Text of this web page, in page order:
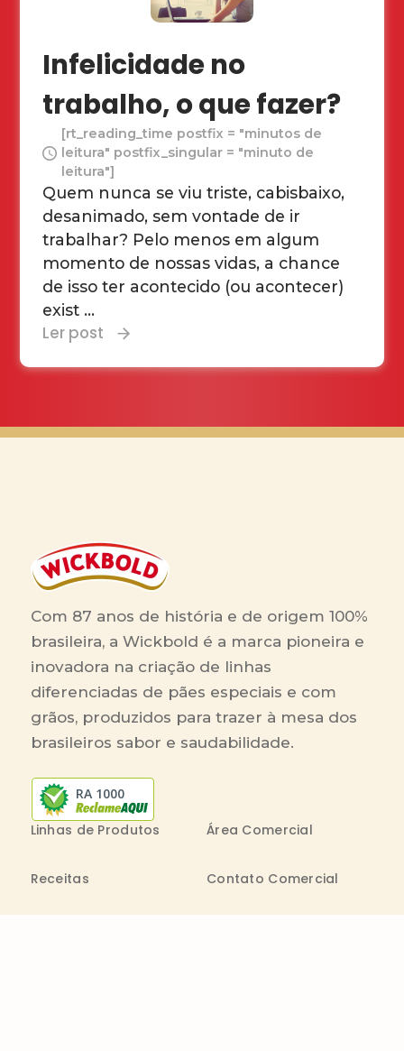
Infelicidade no
trabalho, o que fazer?
[rt_reading_time postfix = "minutos de
leitura" postfix_singular = "minuto de
leitura"]
Quem nunca se viu triste, cabisbaixo,
desanimado, sem vontade de ir
trabalhar? Pelo menos em algum
momento de nossas vidas, a chance
de isso ter acontecido (ou acontecer)
exist ...
Ler post
Com 87 anos de história e de origem 100%
brasileira, a Wickbold é a marca pioneira e
inovadora na criação de linhas
diferenciadas de pães especiais e com
grãos, produzidos para trazer à mesa dos
brasileiros sabor e saudabilidade.
RA 1000
Linhas de Produtos Área Comercial
Receitas Contato Comercial